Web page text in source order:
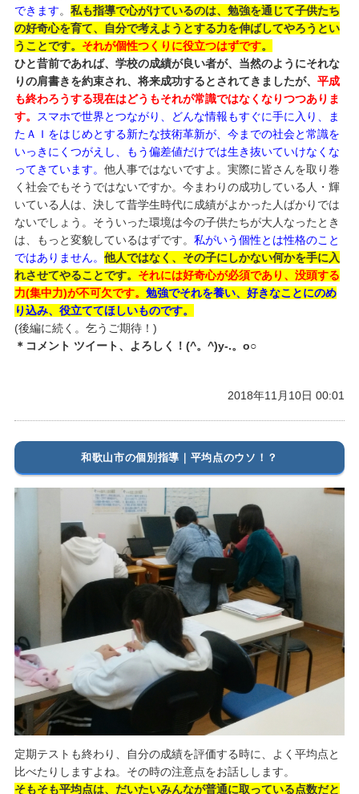
できます。 私も指導で心がけているのは、勉強を通じて子供たち
の好奇心を育て、自分で考えようとする力を伸ばしてやろうとい
うことです。 それが個性つくりに役立つはずです。
ひと昔前であれば、学校の成績が良い者が、当然のようにそれな
りの肩書きを約束され、将来成功するとされてきましたが、 平成
も終わろうする現在はどうもそれが常識ではなくなりつつありま
す。
スマホで世界とつながり、どんな情報もすぐに手に入り、ま
たＡＩをはじめとする新たな技術革新が、今までの社会と常識を
いっきにくつがえし、もう偏差値だけでは生き抜いていけなくな
ってきています。 他人事ではないですよ。実際に皆さんを取り巻
く社会でもそうではないですか。今まわりの成功している人・輝
いている人は、決して昔学生時代に成績がよかった人ばかりでは
ないでしょう。そういった環境は今の子供たちが大人なったとき
は、もっと変貌しているはずです。 私がいう個性とは性格のこと
ではありません。 他人ではなく、その子にしかない何かを手に入
れさせてやることです。 それには好奇心が必須であり、没頭する
力(集中力)が不可欠です。 勉強でそれを養い、好きなことにのめ
り込み、役立ててほしいものです。
(後編に続く。乞うご期待！)
＊コメント ツイート、よろしく！(^。^)y-.。o○
2018年11月10日 00:01
和歌山市の個別指導｜平均点のウソ！？
定期テストも終わり、自分の成績を評価する時に、よく平均点と
比べたりしますよね。その時の注意点をお話しします。
そもそも平均点は、だいたいみんなが普通に取っている点数だと